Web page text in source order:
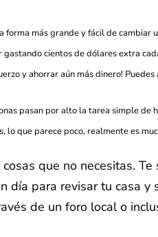
más grande y fácil de cambiar
cientos de dólares extra
y ahorrar aún más dinero!
pasan por alto la tarea simple
lo que parece poco, realmente es
que no necesitas.
día para revisar tu casa
de un foro local o